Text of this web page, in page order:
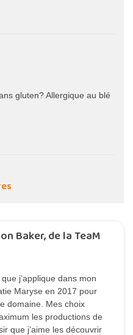
gluten? Allergique au blé
Baker, de la TeaM
j’applique dans mon
Maryse en 2017 pour
domaine. Mes choix
les productions de
que j’aime les découvrir